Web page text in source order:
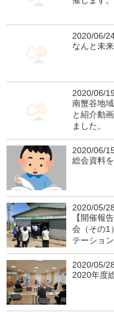
2020/06/
なんと未
2020/06/19
南蟹谷地
と紹介動
ました。
2020/06/
総会資料
2020/05/28
【開催報
会（その1
テーショ
2020/05/28
2020年度